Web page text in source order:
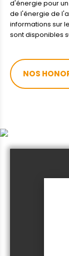
d'énergie pour
de l'énergie de
informations sur
sont disponibles
NOS